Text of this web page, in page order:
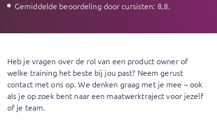
Gemiddelde beoordeling door cursisten: 8,8.
Heb je vragen over de rol van een product owner of
welke training het beste bij jou past? Neem gerust
contact met ons op. We denken graag met je mee – ook
als je op zoek bent naar een maatwerktraject voor jezelf
of je team.